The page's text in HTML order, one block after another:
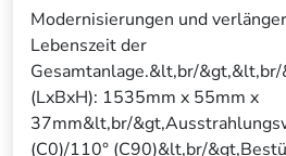
Modernisierungen und
Lebenszeit der
Gesamtanlage.&lt,br/
(LxBxH): 1535mm x 55mm x
37mm&lt,br/
(C0)/110° (C90)&lt,br/